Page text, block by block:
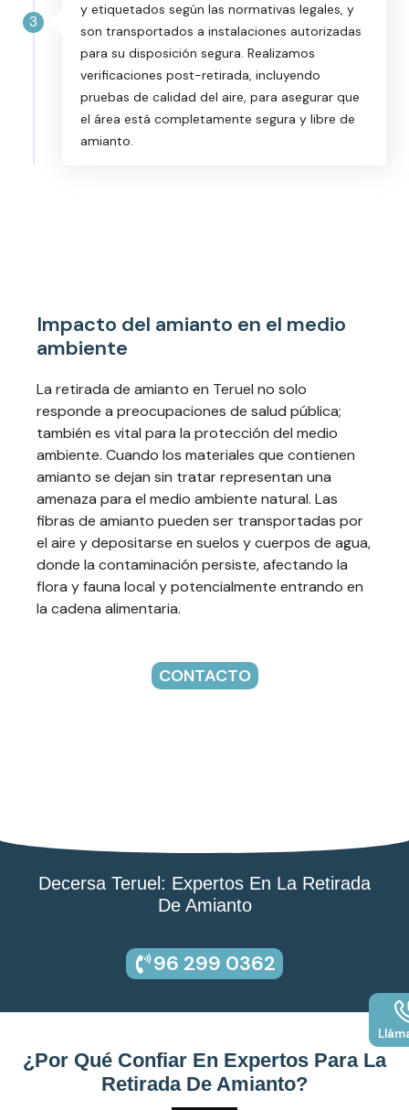
y etiquetados según las normativas legales, y
son transportados a instalaciones autorizadas
para su disposición segura. Realizamos
verificaciones post-retirada, incluyendo
pruebas de calidad del aire, para asegurar que
el área está completamente segura y libre de
amianto.
3
Impacto del amianto en el medio
ambiente
La retirada de amianto en Teruel no solo
responde a preocupaciones de salud pública;
también es vital para la protección del medio
ambiente. Cuando los materiales que contienen
amianto se dejan sin tratar representan una
amenaza para el medio ambiente natural. Las
fibras de amianto pueden ser transportadas por
el aire y depositarse en suelos y cuerpos de agua,
donde la contaminación persiste, afectando la
flora y fauna local y potencialmente entrando en
la cadena alimentaria.
CONTACTO
Decersa Teruel: Expertos En La Retirada
De Amianto
96 299 0362
¿Por Qué Confiar En Expertos Para La
Retirada De Amianto?